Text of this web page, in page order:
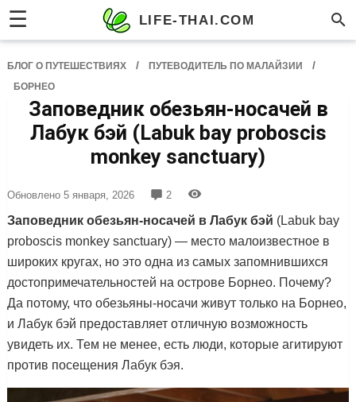
☰ LIFE-THAI.COM
БЛОГ О ПУТЕШЕСТВИЯХ / ПУТЕВОДИТЕЛЬ ПО МАЛАЙЗИИ /
БОРНЕО
Заповедник обезьян-носачей в
Лабук бэй (Labuk bay proboscis
monkey sanctuary)
Обновлено 5 января, 2026 2
Заповедник обезьян-носачей в Лабук бэй (Labuk bay
proboscis monkey sanctuary) — место малоизвестное в
широких кругах, но это одна из самых запомнившихся
достопримечательностей на острове Борнео. Почему?
Да потому, что обезьяны-носачи живут только на Борнео,
и Лабук бэй предоставляет отличную возможность
увидеть их. Тем не менее, есть люди, которые агитируют
против посещения Лабук бэя.